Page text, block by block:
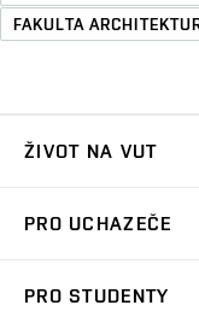
FAKULTA
ŽIVOT NA VUT
Koleje
PRO UCHAZEČE
PRO STUDENTY